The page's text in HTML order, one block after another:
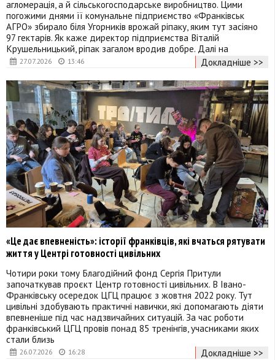
27.07.2026 13:46
агломерація, а й сільськогосподарське виробництво. Цими
погожими днями її комунальне підприємство «Франківськ
АГРО» збирало біля Угорників врожай ріпаку, яким тут засіяно
97 гектарів. Як каже директор підприємства Віталій
Крушельницький, ріпак загалом вродив добре. Далі на
Докладніше >>
26.07.2026 16:28
«Це дає впевненість»: історії франківців, які вчаться рятувати
життя у Центрі готовності цивільних
Чотири роки тому Благодійний фонд Сергія Притули
започаткував проєкт Центр готовності цивільних. В Івано-
Франківську осередок ЦГЦ працює з жовтня 2022 року. Тут
цивільні здобувають практичні навички, які допомагають діяти
впевненіше під час надзвичайних ситуацій. За час роботи
франківський ЦГЦ провів понад 85 тренінгів, учасниками яких
стали близь
Докладніше >>